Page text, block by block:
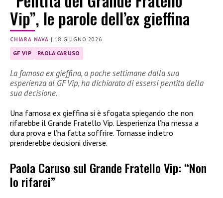
Vip”, le parole dell’ex gieffina
CHIARA NAVA | 18 GIUGNO 2026
GF VIP PAOLA CARUSO
La famosa ex gieffina, a poche settimane dalla sua
esperienza al GF Vip, ha dichiarato di essersi pentita della
sua decisione.
Una famosa ex gieffina si è sfogata spiegando che non
rifarebbe il Grande Fratello Vip. L’esperienza l’ha messa a
dura prova e l’ha fatta soffrire. Tornasse indietro
prenderebbe decisioni diverse.
Paola Caruso sul Grande Fratello Vip: “Non
lo rifarei”